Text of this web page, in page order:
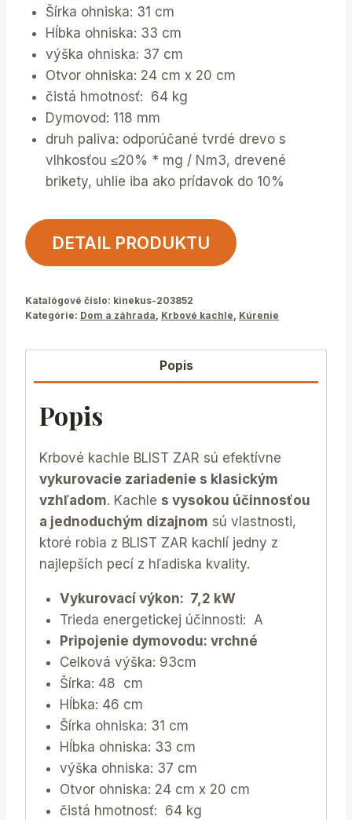
Šírka ohniska: 31 cm
Hĺbka ohniska: 33 cm
výška ohniska: 37 cm
Otvor ohniska: 24 cm x 20 cm
čistá hmotnosť: 64 kg
Dymovod: 118 mm
druh paliva: odporúčané tvrdé drevo s
vlhkosťou ≤20% * mg / Nm3, drevené
brikety, uhlie iba ako prídavok do 10%
DETAIL PRODUKTU
Katalógové číslo: kinekus-203852
Kategórie: Dom a záhrada, Krbové kachle, Kúrenie
Popis
Popis
Krbové kachle BLIST ZAR sú efektívne
vykurovacie zariadenie s klasickým
vzhľadom. Kachle s vysokou účinnosťou
a jednoduchým dizajnom sú vlastnosti,
ktoré robia z BLIST ZAR kachlí jedny z
najlepších pecí z hľadiska kvality.
Vykurovací výkon: 7,2 kW
Trieda energetickej účinnosti: A
Pripojenie dymovodu: vrchné
Celková výška: 93cm
Šírka: 48 cm
Hĺbka: 46 cm
Šírka ohniska: 31 cm
Hĺbka ohniska: 33 cm
výška ohniska: 37 cm
Otvor ohniska: 24 cm x 20 cm
čistá hmotnosť: 64 kg